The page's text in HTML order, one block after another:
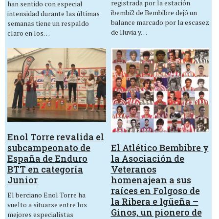
han sentido con especial
intensidad durante las últimas
semanas tiene un respaldo
claro en los…
registrada por la estación
ibembi2 de Bembibre dejó un
balance marcado por la escasez
de lluvia y…
Enol Torre revalida el
subcampeonato de
España de Enduro
BTT en categoría
Junior
El berciano Enol Torre ha
vuelto a situarse entre los
mejores especialistas
El Atlético Bembibre y
la Asociación de
Veteranos
homenajean a sus
raíces en Folgoso de
la Ribera e Igüeña –
Ginos, un pionero de